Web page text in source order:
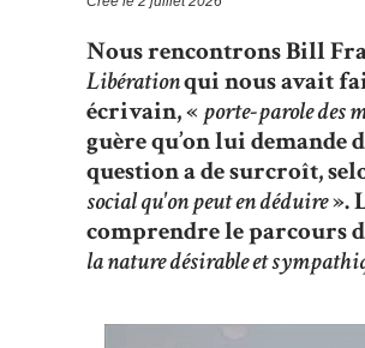
Nous rencontrons Bill
Libérationqui nous avait
écrivain, « porte-parole des
guère qu’on lui demande
question a de surcroît,
social qu'on peut en déduire».
comprendre le parcours
la nature désirable et